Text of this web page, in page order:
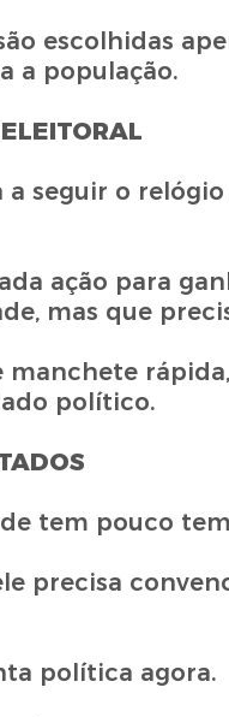
escolhidas
a população.
seguir o
ação para
mas que
político.
tem pouco
precisa
política agora.